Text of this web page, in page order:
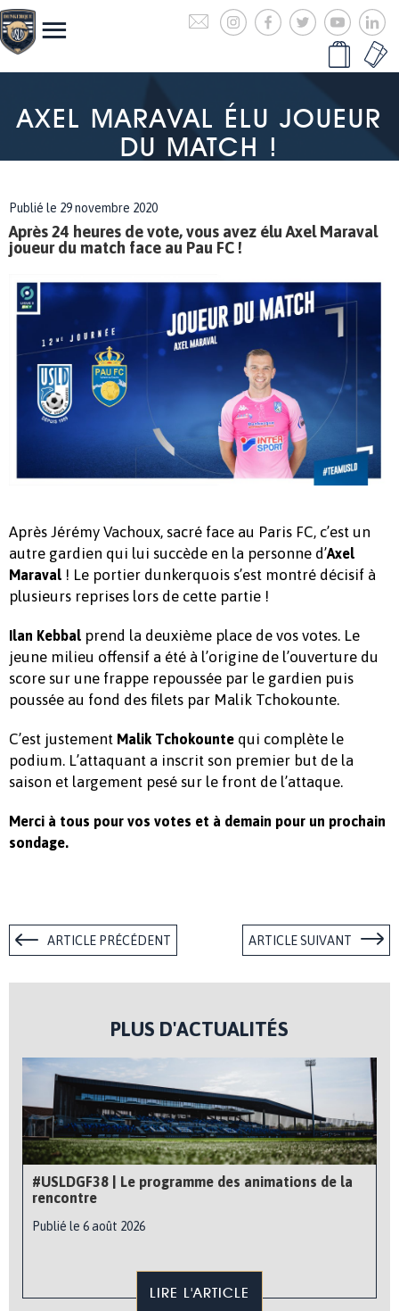
AXEL MARAVAL ÉLU JOUEUR
DU MATCH !
Publié le 29 novembre 2020
Après 24 heures de vote, vous avez élu Axel Maraval
joueur du match face au Pau FC !
Après Jérémy Vachoux, sacré face au Paris FC, c’est un
autre gardien qui lui succède en la personne d’Axel
Maraval ! Le portier dunkerquois s’est montré décisif à
plusieurs reprises lors de cette partie !
Ilan Kebbal prend la deuxième place de vos votes. Le
jeune milieu offensif a été à l’origine de l’ouverture du
score sur une frappe repoussée par le gardien puis
poussée au fond des filets par Malik Tchokounte.
C’est justement Malik Tchokounte qui complète le
podium. L’attaquant a inscrit son premier but de la
saison et largement pesé sur le front de l’attaque.
Merci à tous pour vos votes et à demain pour un prochain
sondage.
ARTICLE PRÉCÉDENT ARTICLE SUIVANT
PLUS D'ACTUALITÉS
#USLDGF38 | Le programme des animations de la
rencontre
Publié le 6 août 2026
LIRE L'ARTICLE